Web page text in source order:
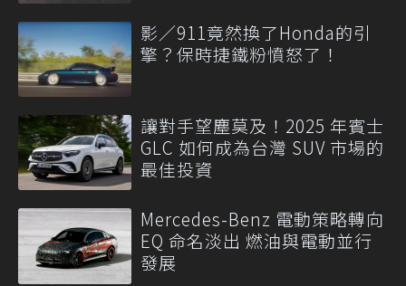
影／911竟然換了Honda的引
擎？保時捷鐵粉憤怒了！
讓對手望塵莫及！2025 年賓士
GLC 如何成為台灣 SUV 市場的
最佳投資
Mercedes-Benz 電動策略轉向
EQ 命名淡出 燃油與電動並行
發展